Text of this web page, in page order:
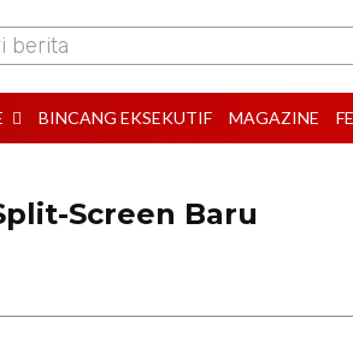
berita
BINCANG EKSEKUTIF MAGAZINE
Screen Baru